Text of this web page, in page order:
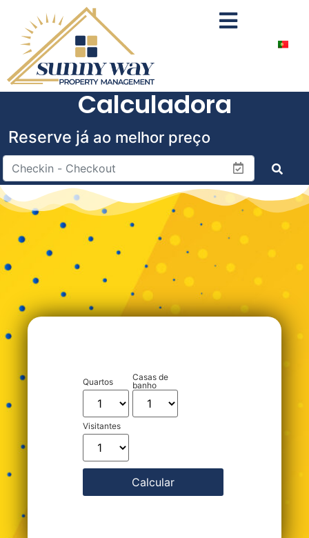
Calculadora
Reserve já ao melhor preço
Quartos
Casas de
banho
Visitantes
Calcular